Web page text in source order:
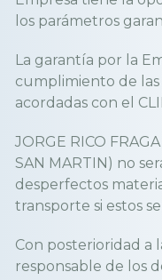
los parámetros
La garantía por la
cumplimiento de
acordadas con el
JORGE RICO
SAN MARTIN) no
desperfectos
transporte si estos
Con posterioridad a
responsable de los